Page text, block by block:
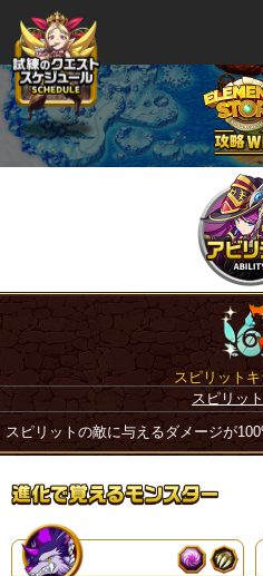
スピリット
スピリッ
スピリットの敵に与えるダメージが